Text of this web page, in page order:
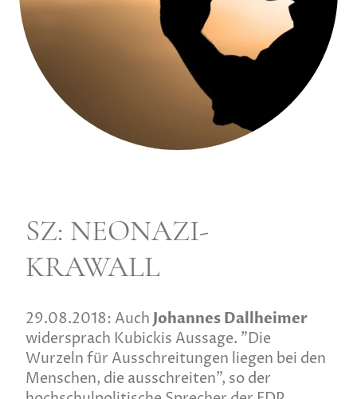
SZ: NEONAZI-
KRAWALL
29.08.2018: Auch Johannes Dallheimer
widersprach Kubickis Aussage. "Die
Wurzeln für Ausschreitungen liegen bei den
Menschen, die ausschreiten", so der